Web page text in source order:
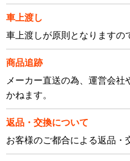
車上渡し
車上渡しが原則となりますの
商品追跡
メーカー直送の為、運営会
かねます。
返品・交換について
お客様のご都合による返品・